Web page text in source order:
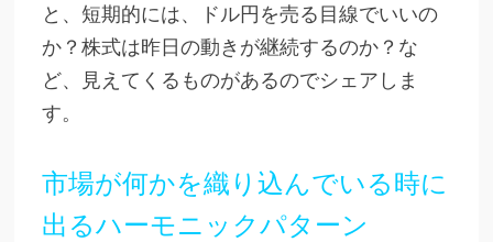
と、短期的には、ドル円を売る目線でいいの
か？株式は昨日の動きが継続するのか？な
ど、見えてくるものがあるのでシェアしま
す。
市場が何かを織り込んでいる時に
出るハーモニックパターン